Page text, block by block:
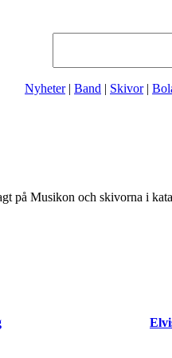
Nyheter| Band | Skivor|
på Musikon och skivorna i